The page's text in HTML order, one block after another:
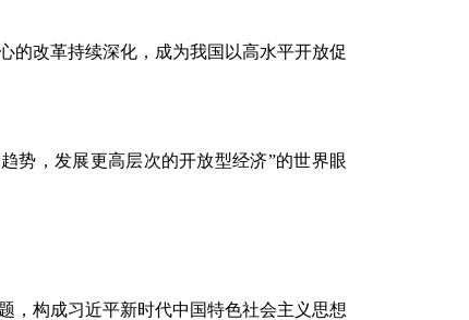
的改革持续深化，成为我国以高水平开放促
势，发展更高层次的开放型经济”的世界眼
，构成习近平新时代中国特色社会主义思想